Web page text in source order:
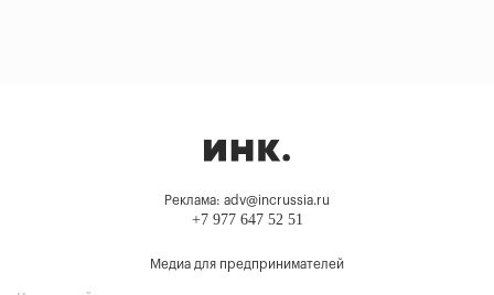
Реклама: adv@incrussia.ru
+7 977 647 52 51
Медиа для предпринимателей